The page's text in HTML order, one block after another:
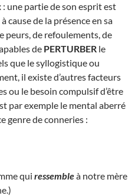
: une partie de son esprit est
cause de la présence en sa
peurs, de refoulements, de
de PERTURBER le
que le syllogistique ou
il existe d’autres facteurs
ou le besoin compulsif d’être
par exemple le mental aberré
genre de conneries :
qui ressembleà notre mère